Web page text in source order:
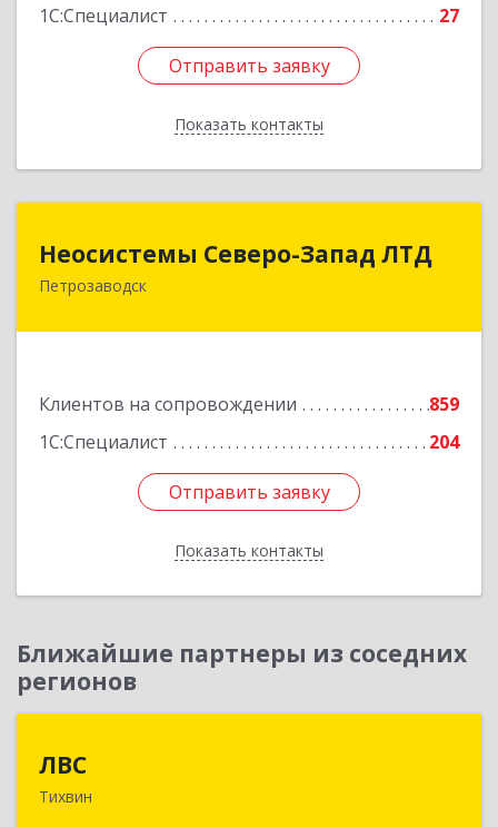
1С:Специалист
27
Отправить заявку
Показать контакты
Отправить заявку
Назад
Неосистемы Северо-Запад ЛТД
Петрозаводск
Клиентов на сопровождении
859
1С:Специалист
204
Отправить заявку
Показать контакты
185001, Карелия Респ, Петрозаводск г,
Подробнее
Отправить заявку
Назад
Ближайшие партнеры из соседних
регионов
ЛВС
Тихвин187553, Ленинградская обл, Тихвинский р-н,